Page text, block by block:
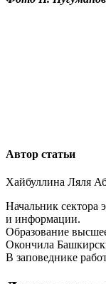
Автор статьи
Хайбуллина Ляля
Начальник сектора
и информации.
Образование
Окончила
В заповеднике